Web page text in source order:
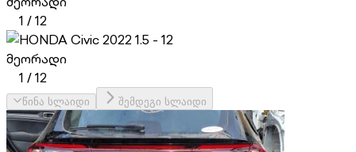
1 /12
მეორადი
1 /12
წინა სლაიდი შემდეგი სლაიდი